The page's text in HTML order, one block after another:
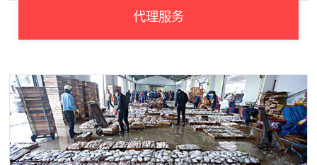
代理服务